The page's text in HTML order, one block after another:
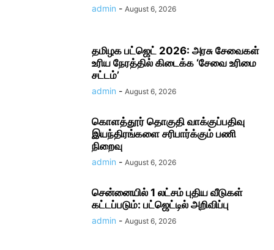
admin - August 6, 2026
தமிழக பட்ஜெட் 2026: அரசு சேவைகள்
உரிய நேரத்தில் கிடைக்க ‘சேவை உரிமை
சட்டம்’
admin - August 6, 2026
கொளத்தூர் தொகுதி வாக்குப்பதிவு
இயந்திரங்களை சரிபார்க்கும் பணி
நிறைவு
admin - August 6, 2026
சென்னையில் 1 லட்சம் புதிய வீடுகள்
கட்டப்படும்: பட்ஜெட்டில் அறிவிப்பு
admin - August 6, 2026